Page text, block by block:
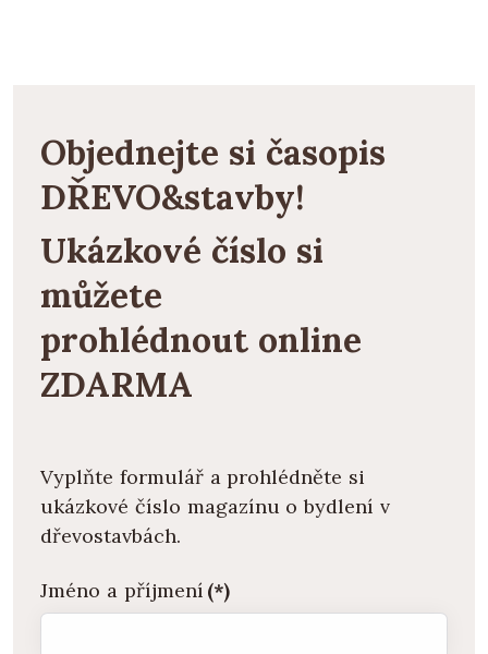
Objednejte si časopis
DŘEVO&stavby!
Ukázkové číslo si
můžete
prohlédnout online
ZDARMA
Vyplňte formulář a prohlédněte si
ukázkové číslo magazínu o bydlení v
dřevostavbách.
Jméno a příjmení (*)